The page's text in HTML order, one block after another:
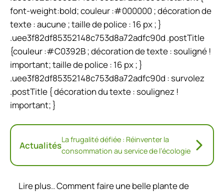
font-weight:bold; couleur :#000000 ; décoration de
texte : aucune ; taille de police : 16 px ; }
.uee3f82df85352148c753d8a72adfc90d .postTitle
{couleur :#C0392B ; décoration de texte : souligné !
important; taille de police : 16 px ; }
.uee3f82df85352148c753d8a72adfc90d : ​​survolez
.postTitle { décoration du texte : soulignez !
important; }
ActualitésLa frugalité défiée : Réinventer la
consommation au service de l’écologie
Lire plus..Comment faire une belle plante de